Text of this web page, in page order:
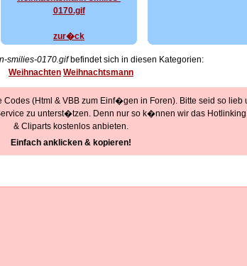
zur�ck
smilies-0170.gifbefindet sich in diesen Kategorien:
Weihnachten Weihnachtsmann
Codes (Html & VBB zum Einf�gen in Foren). Bitte seid so lieb
zu unterst�tzen. Denn nur so k�nnen wir das Hotlinking
& Cliparts kostenlos anbieten.
Einfach anklicken & kopieren!